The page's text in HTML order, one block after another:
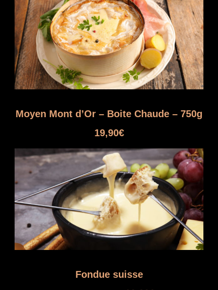
g
e
d
e
p
r
i
x
:
0
0
€
à
0
Moyen Mont d’Or – Boite Chaude – 750g
19,90€
Fondue suisse